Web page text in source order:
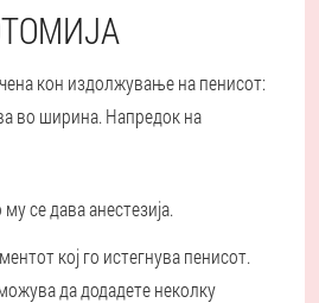
кон издолжување на пенисот:
во ширина. Напредок на
се дава анестезија.
кој го истегнува пенисот.
да додадете неколку